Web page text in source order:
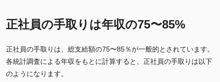
正社員の手取りは年収の75〜85%
正社員の手取りは、総支給額の75〜85％が一般的とされています。
各統計調査による年収をもとに計算すると、正社員の手取りは以下
のようになります。